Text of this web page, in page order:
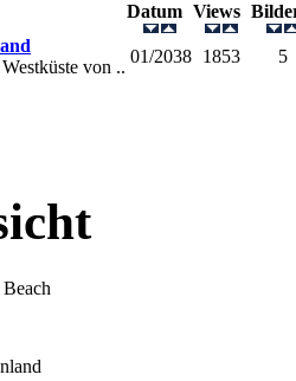
Datum Views
von ..
01/2038 1853 5
Beach